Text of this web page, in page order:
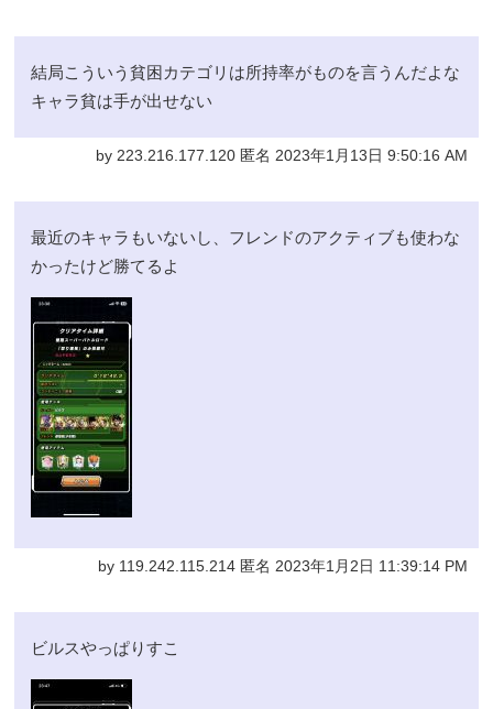
結局こういう貧困カテゴリは所持率がものを言うんだよな
キャラ貧は手が出せない
by 223.216.177.120 匿名 2023年1月13日 9:50:16 AM
最近のキャラもいないし、フレンドのアクティブも使わな
かったけど勝てるよ
by 119.242.115.214 匿名 2023年1月2日 11:39:14 PM
ビルスやっぱりすこ